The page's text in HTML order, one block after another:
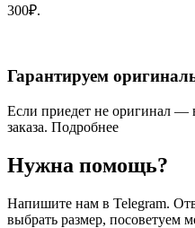
300₽.
Гарантируем
Если приедет не оригинал —
заказа. Подробнее
Нужна помощь?
Напишите нам в Telegram.
выбрать размер, посоветуем